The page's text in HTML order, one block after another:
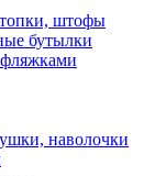
штофы
бутылки
наволочки